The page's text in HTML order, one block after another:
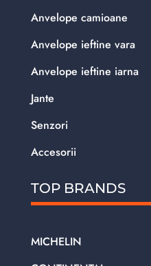
Anvelope camioane
Anvelope ieftine vara
Anvelope ieftine iarna
Jante
Senzori
Accesorii
TOP BRANDS
MICHELIN